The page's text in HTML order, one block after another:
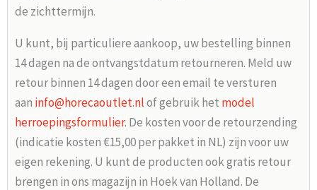
de zichttermijn.
U kunt, bij particuliere aankoop, uw bestelling binnen
14 dagen na de ontvangstdatum retourneren. Meld uw
retour binnen 14 dagen door een email te versturen
aan info@horecaoutlet.nlof gebruik het model
herroepingsformulier. De kosten voor de retourzending
(indicatie kosten €15,00 per pakket in NL) zijn voor uw
eigen rekening. U kunt de producten ook gratis retour
brengen in ons magazijn in Hoek van Holland. De